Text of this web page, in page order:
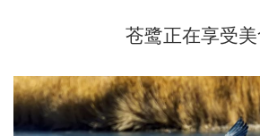
苍鹭正在享受